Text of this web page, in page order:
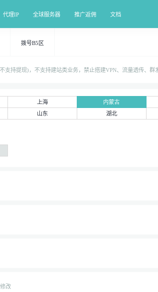
代理IP 全球服务器 推广返佣 文档
拨号B5区
支持提现)，不支持建站类业务，禁止搭建VPN、流量透传、
上海
内蒙古
山东
湖北
改